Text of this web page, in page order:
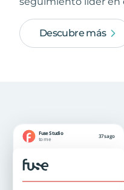
Descubre más